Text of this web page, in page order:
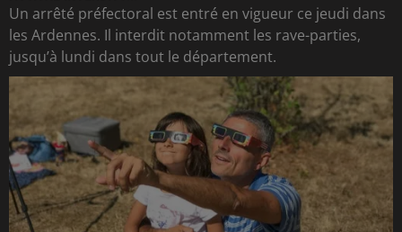
Un arrêté préfectoral est entré en vigueur ce jeudi dans
les Ardennes. Il interdit notamment les rave-parties,
jusqu’à lundi dans tout le département.